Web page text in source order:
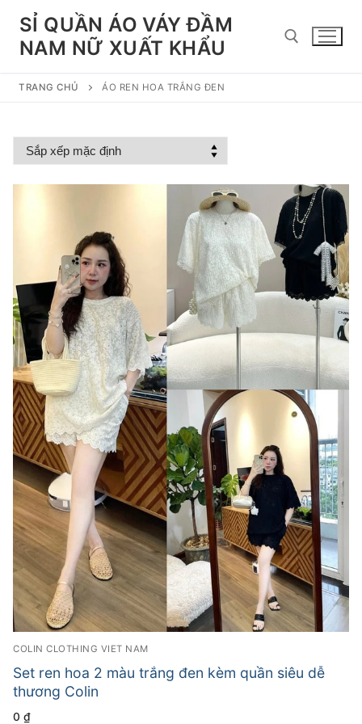
Chuyển
đếnSỈ QUẦN ÁO VÁY ĐẦM
NAM NỮ XUẤT KHẨU
TRANG CHỦ ÁO REN HOA TRẮNG ĐEN
COLIN CLOTHING VIET NAM
Set ren hoa 2 màu trắng đen kèm quần siêu dễ
thương Colin
0 ₫